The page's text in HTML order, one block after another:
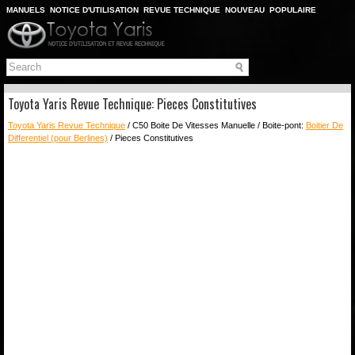
MANUELS NOTICE D'UTILISATION REVUE TECHNIQUE NOUVEAU POPULAIRE
PLAN DU SITE
CHERCHER
Toyota Yaris Revue Technique: Pieces Constitutives
Toyota Yaris Revue Technique / C50 Boite De Vitesses Manuelle / Boite-pont: Boitier De
Differentiel (pour Berlines) / Pieces Constitutives